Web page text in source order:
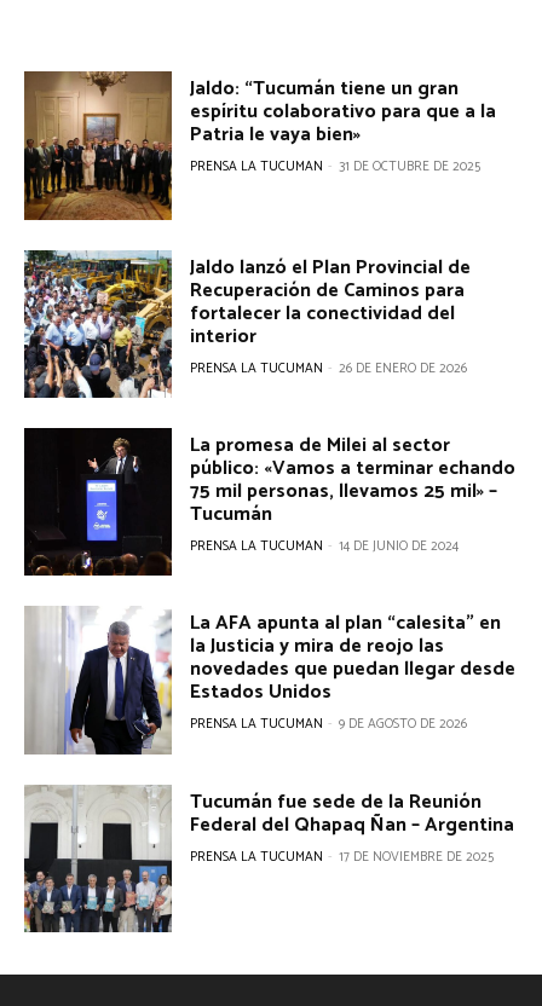
Jaldo: “Tucumán tiene un gran
espíritu colaborativo para que a la
Patria le vaya bien»
PRENSA LA TUCUMAN - 31 DE OCTUBRE DE 2025
Jaldo lanzó el Plan Provincial de
Recuperación de Caminos para
fortalecer la conectividad del
interior
PRENSA LA TUCUMAN - 26 DE ENERO DE 2026
La promesa de Milei al sector
público: «Vamos a terminar echando
75 mil personas, llevamos 25 mil» –
Tucumán
PRENSA LA TUCUMAN - 14 DE JUNIO DE 2024
La AFA apunta al plan “calesita” en
la Justicia y mira de reojo las
novedades que puedan llegar desde
Estados Unidos
PRENSA LA TUCUMAN - 9 DE AGOSTO DE 2026
Tucumán fue sede de la Reunión
Federal del Qhapaq Ñan – Argentina
PRENSA LA TUCUMAN - 17 DE NOVIEMBRE DE 2025